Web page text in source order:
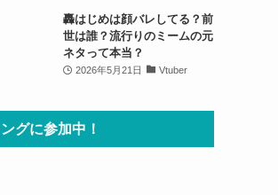
轟はじめは顔バレしてる？前
世は誰？流行りのミームの元
ネタって本当？
2026年5月21日 Vtuber
グに参加中！